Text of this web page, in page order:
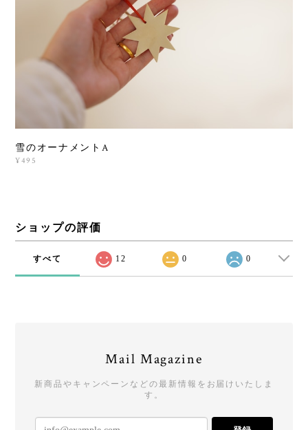
雪のオーナメントA
¥495
ショップの評価
すべて 12 0 0
Mail Magazine
新商品やキャンペーンなどの最新情報をお届けいたしま
す。